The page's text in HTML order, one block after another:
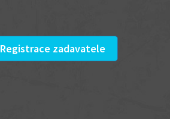
Registrace zadavatele